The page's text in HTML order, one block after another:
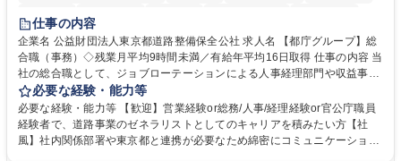
研修あり
退職金あり
駅近5分以内
資格取得手当あり 食事補助あり
仕事の内容
企業名 公益財団法人東京都道路整備保全公社 求人名 【都庁グループ】総
合職（事務）◇残業月平均9時間未満／有給年平均16日取得 仕事の内容 当
社の総合職として、ジョブローテーションによる人事経理部門や収益事業
等のフロント部門の部署等幅広い部署での業務をお任せいたします。研修
制度やキャリア支援が充実しております！ ※下記業務詳細 【業務詳細】■
管理部門：広報、人事、経理など当公社の運営に係る管理業務 ■収益部
門：駐車場の新規開拓、管理運営、新宿駅西口広場の「イベントコーナ
必要な経験・能力等
必要な経験・能力等 【歓迎】営業経験or総務/人事/経理経験or官公庁職員
経験者で、道路事業のゼネラリストとしてのキャリアを積みたい方【社
風】社内関係部署や東京都と連携が必要なため綿密にコミュニケーション